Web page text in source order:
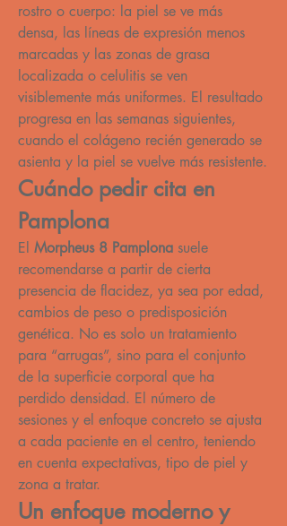
rostro o cuerpo: la piel se ve más
densa, las líneas de expresión menos
marcadas y las zonas de grasa
localizada o celulitis se ven
visiblemente más uniformes. El resultado
progresa en las semanas siguientes,
cuando el colágeno recién generado se
asienta y la piel se vuelve más resistente.
Cuándo pedir cita en
Pamplona
El Morpheus 8 Pamplona suele
recomendarse a partir de cierta
presencia de flacidez, ya sea por edad,
cambios de peso o predisposición
genética. No es solo un tratamiento
para “arrugas”, sino para el conjunto
de la superficie corporal que ha
perdido densidad. El número de
sesiones y el enfoque concreto se ajusta
a cada paciente en el centro, teniendo
en cuenta expectativas, tipo de piel y
zona a tratar.
Un enfoque moderno y